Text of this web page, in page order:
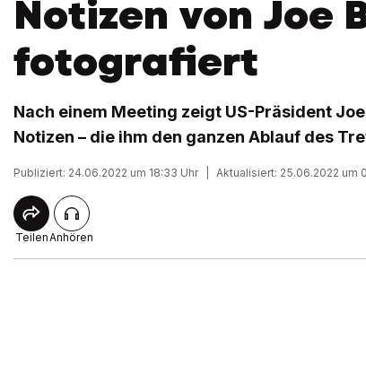
Notizen von Joe
fotografiert
Nach einem Meeting zeigt US-Präsident
Notizen – die ihm den ganzen Ablauf des
Publiziert: 24.06.2022 um 18:33 Uhr Aktualisiert: 25.06.2022 um
TeilenAnhören